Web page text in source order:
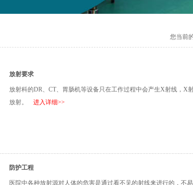
您当前
放射要求
放射科的DR、CT、胃肠机等设备只在工作过程中会产生X射线，X
放射。
进入详细>>
防护工程
医院中各种放射源对人体的危害是通过看不见的射线来进行的，不